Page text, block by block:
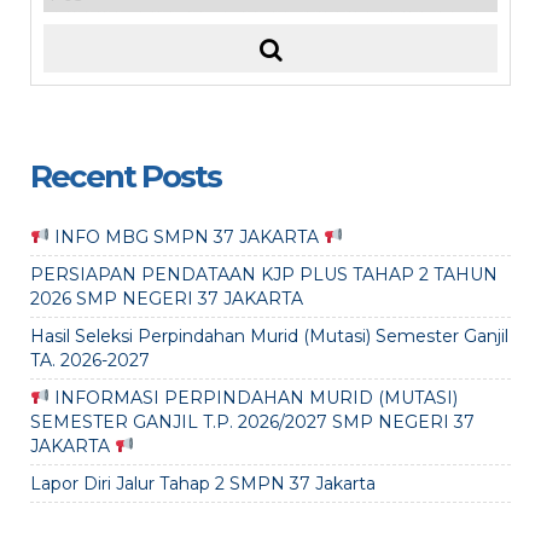
Recent Posts
INFO MBG SMPN 37 JAKARTA
PERSIAPAN PENDATAAN KJP PLUS TAHAP 2 TAHUN
2026 SMP NEGERI 37 JAKARTA
Hasil Seleksi Perpindahan Murid (Mutasi) Semester Ganjil
TA. 2026-2027
INFORMASI PERPINDAHAN MURID (MUTASI)
SEMESTER GANJIL T.P. 2026/2027 SMP NEGERI 37
JAKARTA
Lapor Diri Jalur Tahap 2 SMPN 37 Jakarta